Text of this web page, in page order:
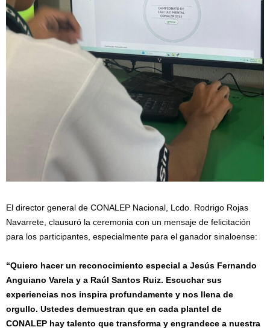
El director general de CONALEP Nacional, Lcdo. Rodrigo Rojas
Navarrete, clausuró la ceremonia con un mensaje de felicitación
para los participantes, especialmente para el ganador sinaloense:
“Quiero hacer un reconocimiento especial a Jesús Fernando
Anguiano Varela y a Raúl Santos Ruiz. Escuchar sus
experiencias nos inspira profundamente y nos llena de
orgullo. Ustedes demuestran que en cada plantel de
CONALEP hay talento que transforma y engrandece a nuestra